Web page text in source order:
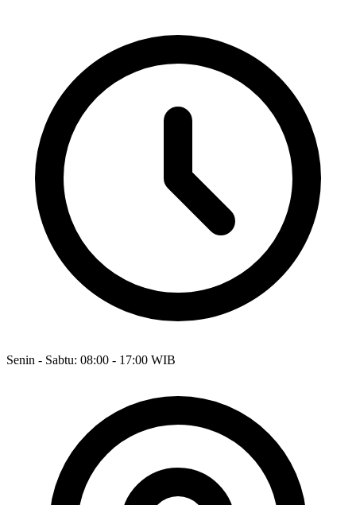
Senin - Sabtu: 08:00 - 17:00 WIB